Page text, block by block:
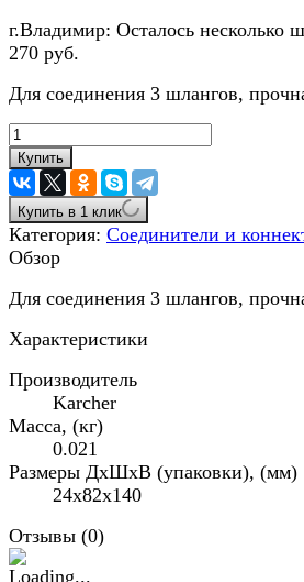
г.Владимир: Осталось несколько
270 руб.
Для соединения 3 шлангов,
Купить
Купить в 1 клик
Категория: Соединители и
Обзор
Для соединения 3 шлангов,
Характеристики
Производитель
Karcher
Масса, (кг)
0.021
Размеры ДхШхВ (упаковки), (мм)
24x82x140
Отзывы (0)